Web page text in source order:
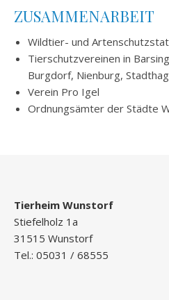
ZUSAMMENARBEIT
Wildtier- und
Tierschutzvereinen in
Burgdorf, Nienburg,
Verein Pro Igel
Ordnungsämter der Städte
Tierheim Wunstorf
Stiefelholz 1a
31515 Wunstorf
Tel.: 05031 / 68555